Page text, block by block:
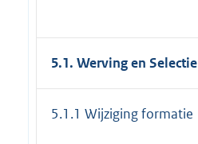
5.1. Werving en Selectie
5.1.1 Wijziging formatie